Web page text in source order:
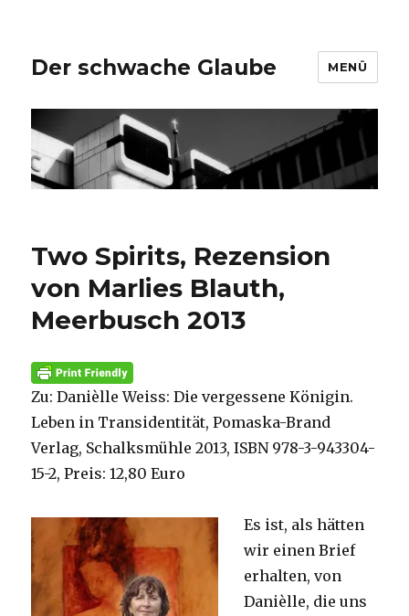
Der schwache Glaube MENÜ
Two Spirits, Rezension
von Marlies Blauth,
Meerbusch 2013
Zu: Danièlle Weiss: Die vergessene Königin.
Leben in Transidentität, Pomaska-Brand
Verlag, Schalksmühle 2013,ISBN 978-3-943304-
15-2, Preis: 12,80 Euro
Es ist, als hätten
wir einen Brief
erhalten, von
Danièlle, die uns